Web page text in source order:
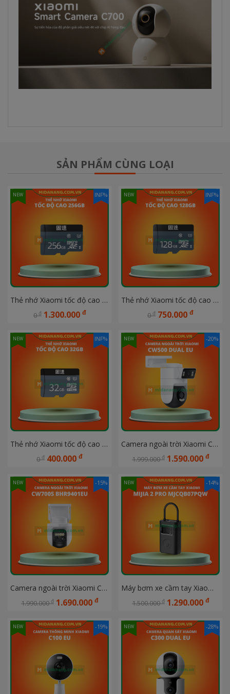
SẢN PHẨM CÙNG LOẠI
Thẻ nhớ Xiaomi tốc độ cao 256G
0đ 1.300.000 đ
INF%
NEW
Thẻ nhớ Xiaomi tốc độ cao 128G
0đ 750.000 đ
INF%
NEW
Thẻ nhớ Xiaomi tốc độ cao 32GB
0đ 400.000 đ
INF%
NEW
Camera ngoài trời Xiaomi CW500 Dual EU BHR9402EU
1.999.000đ 1.590.000 đ
-20%
NEW
Camera ngoài trời Xiaomi CW700S BHR9401EU
1.990.000đ 1.690.000 đ
-15%
NEW
Máy bơm xe cầm tay Xiaomi Mijia 2 Pro MJCQB07PQW
1.500.000đ 1.290.000 đ
-14%
NEW
-19%
NEW -28%
NEW